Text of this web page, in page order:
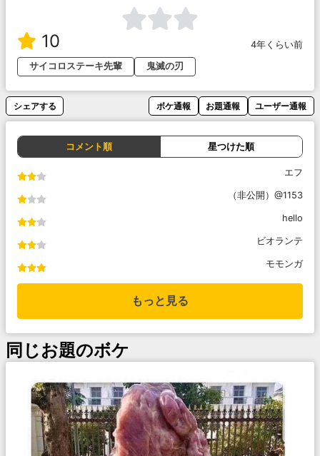
10
4年くらい前
サイコロステーキ先輩
鬼滅の刃
シェアする ボケ通報 お題通報 ユーザー通報
コメント順 星つけた順
エフ
（非公開）@1153
hello
ビオランテ
モモンガ
もっと見る
同じお題のボケ